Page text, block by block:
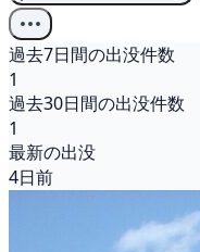
過去7日間の出没件数
1
過去30日間の出没件数
1
最新の出没
4日前